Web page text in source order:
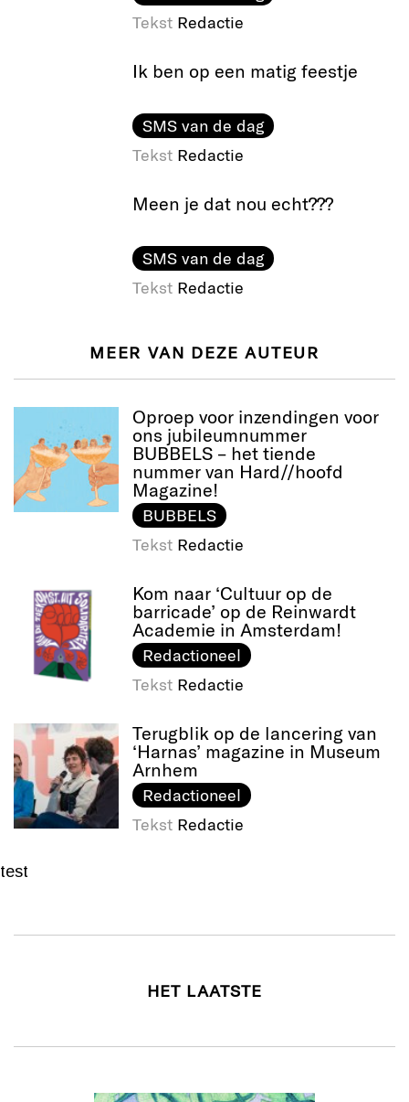
Tekst Redactie
Ik ben op een matig feestje
SMS van de dag
Tekst Redactie
Meen je dat nou echt???
SMS van de dag
Tekst Redactie
MEER VAN DEZE AUTEUR
Oproep voor inzendingen voor
ons jubileumnummer
BUBBELS – het tiende
nummer van Hard//hoofd
Magazine!
BUBBELS
Tekst Redactie
Kom naar ‘Cultuur op de
barricade’ op de Reinwardt
Academie in Amsterdam!
Redactioneel
Tekst Redactie
Terugblik op de lancering van
‘Harnas’ magazine in Museum
Arnhem
Redactioneel
Tekst Redactie
test
HET LAATSTE